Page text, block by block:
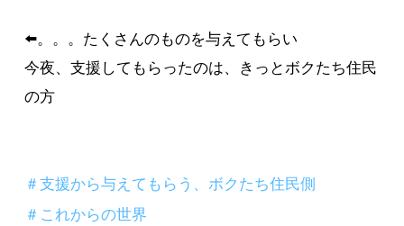
⬅️。。。たくさんのものを与えてもらい
今夜、支援してもらったのは、きっとボクたち住民
の方
＃支援から与えてもらう、ボクたち住民側
＃これからの世界